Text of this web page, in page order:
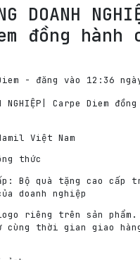
DOANH
đồng hành
- đăng vào 12:36
NGHIỆP| Carpe Diem
Việt Nam
thức
Bộ quà tặng cao cấp
doanh nghiệp
riêng trên sản phẩm.
cùng thời gian giao